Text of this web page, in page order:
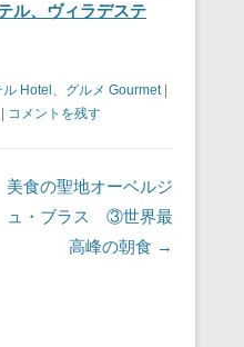
ル、ヴィラデステ
Hotel 、 グルメ Gourmet|
コメントを残す
美食の聖地オーベルジ
ュ・ブラス ③世界最
高峰の朝食 →